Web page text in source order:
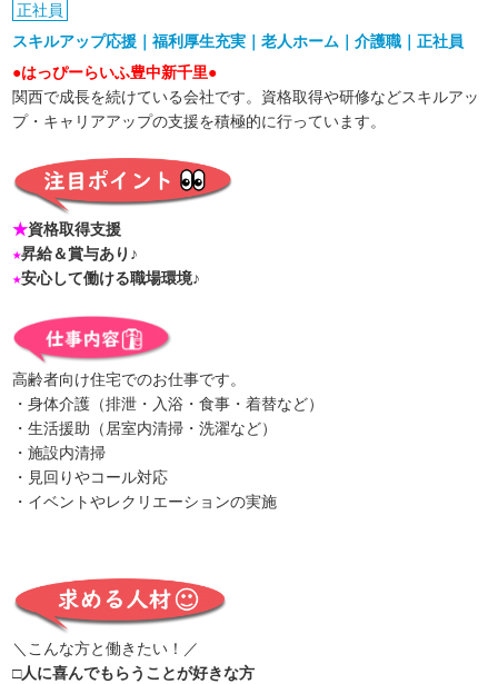
正社員
スキルアップ応援｜福利厚生充実｜老人ホーム｜介護職｜正社員
●はっぴーらいふ豊中新千里●
関西で成長を続けている会社です。資格取得や研修などスキルアッ
プ・キャリアアップの支援を積極的に行っています。
★資格取得支援
★昇給＆賞与あり♪
★安心して働ける職場環境♪
高齢者向け住宅でのお仕事です。
・身体介護（排泄・入浴・食事・着替など）
・生活援助（居室内清掃・洗濯など）
・施設内清掃
・見回りやコール対応
・イベントやレクリエーションの実施
＼こんな方と働きたい！／
□人に喜んでもらうことが好きな方